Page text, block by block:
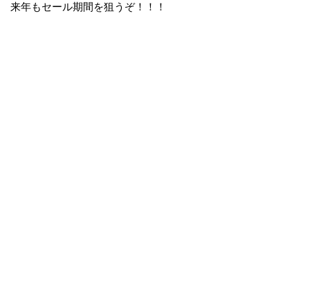
来年もセール期間を狙うぞ！！！